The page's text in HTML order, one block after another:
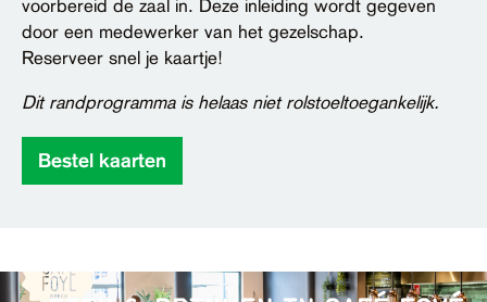
voorbereid de zaal in. Deze inleiding wordt gegeven
door een medewerker van het gezelschap.
Reserveer snel je kaartje!
Dit randprogramma is helaas niet rolstoeltoegankelijk.
Bestel kaarten